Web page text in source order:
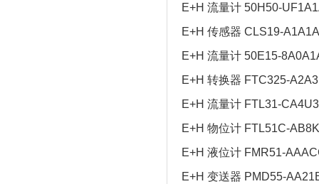
E+H 流量计 50H50-
E+H 传感器 CLS19-A1A1A
E+H 流量计 50E15-
E+H 转换器 FTC325-
E+H 流量计 FTL31-
E+H 物位计 FTL51C-
E+H 液位计 FMR51-
E+H 变送器 PMD55-